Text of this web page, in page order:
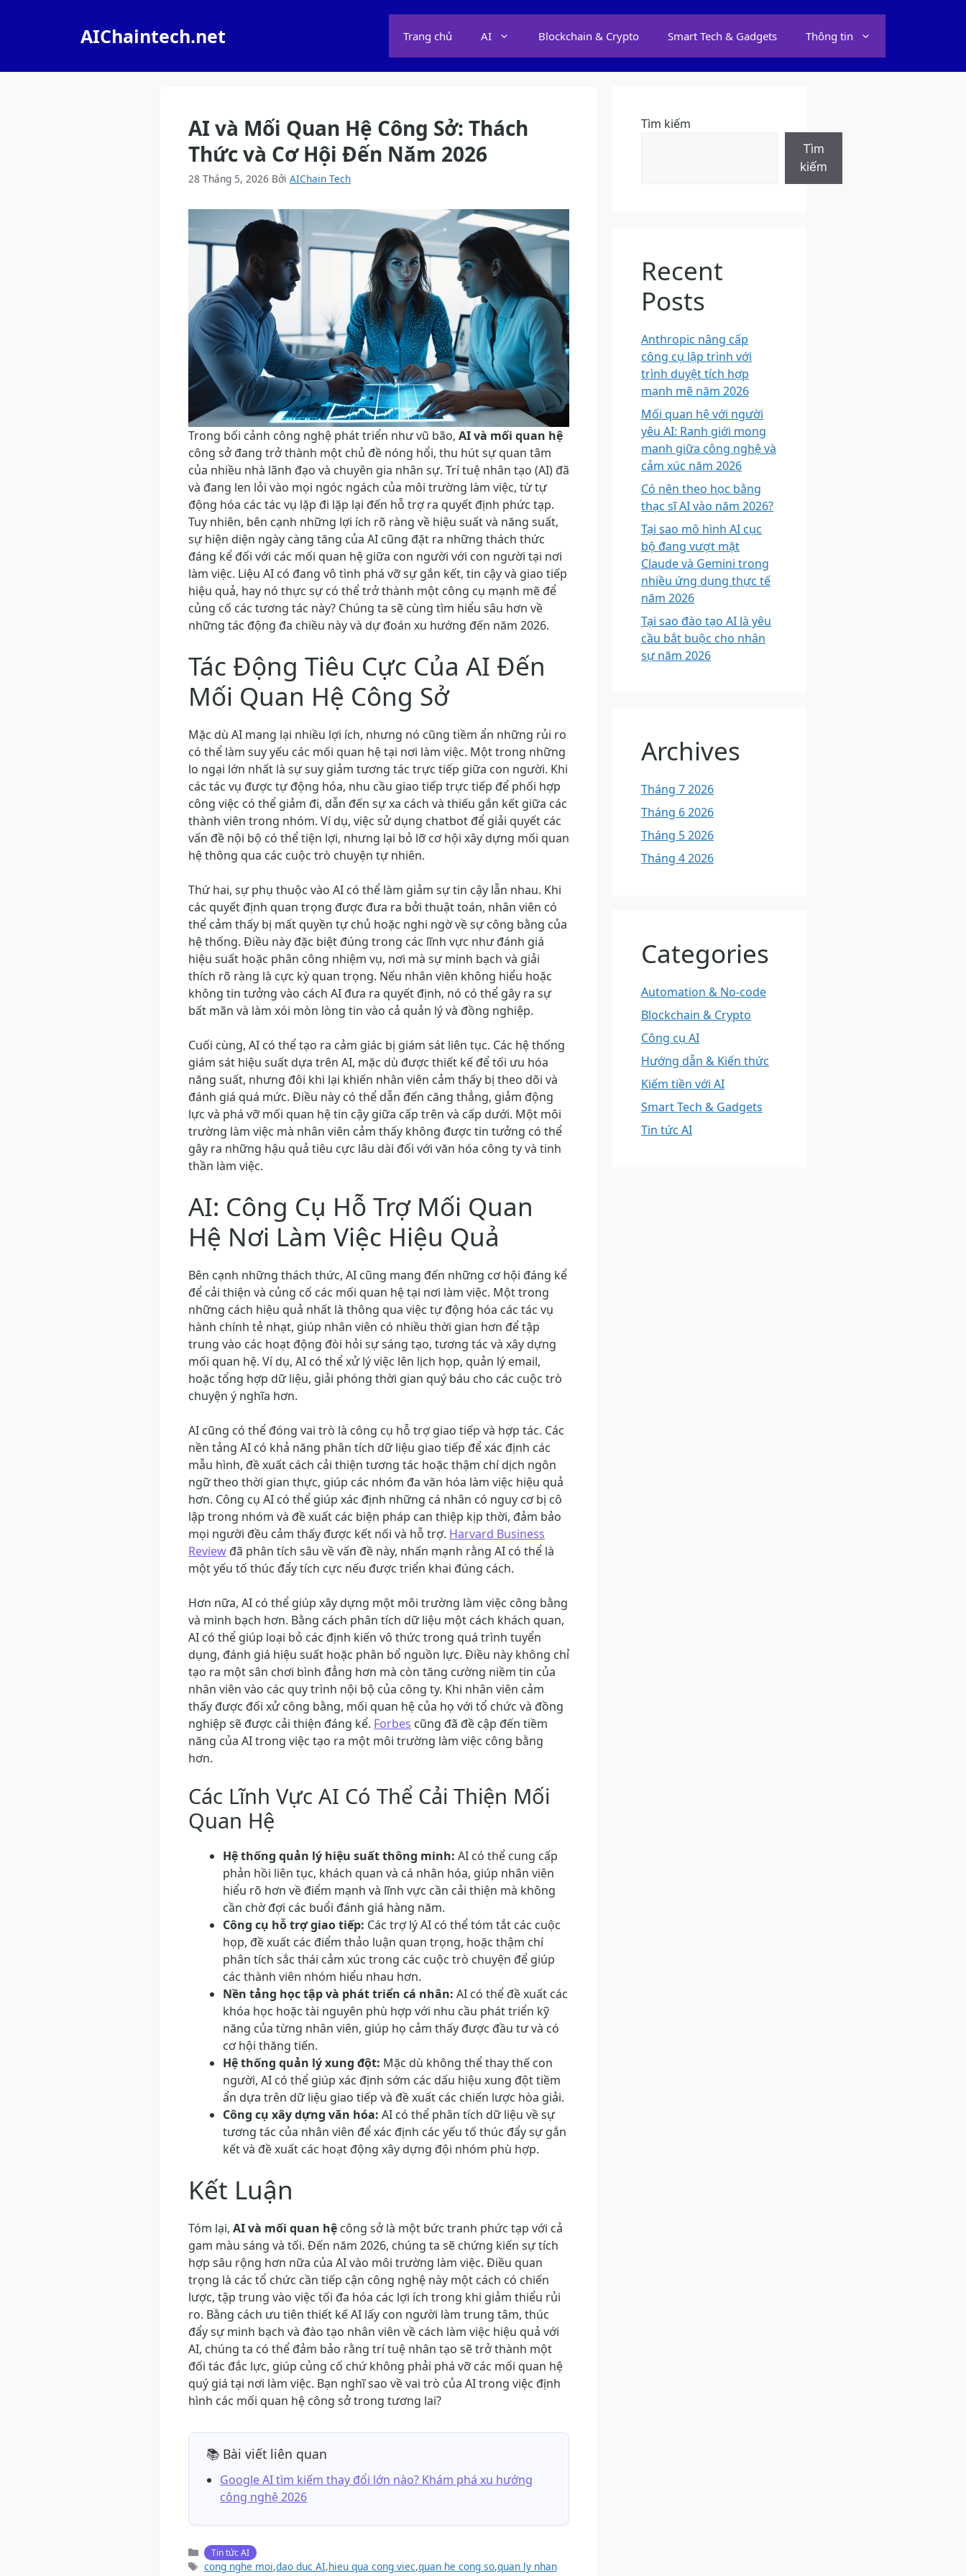
AIChaintech.net Trang chủ AI Blockchain & Crypto Smart Tech & Gadgets Thông tin
AI và Mối Quan Hệ Công Sở: Thách
Thức và Cơ Hội Đến Năm 2026
28 Tháng 5, 2026 Bởi AIChain Tech
Trong bối cảnh công nghệ phát triển như vũ bão, AI và mối quan hệ
công sở đang trở thành một chủ đề nóng hổi, thu hút sự quan tâm
của nhiều nhà lãnh đạo và chuyên gia nhân sự. Trí tuệ nhân tạo (AI) đã
và đang len lỏi vào mọi ngóc ngách của môi trường làm việc, từ tự
động hóa các tác vụ lặp đi lặp lại đến hỗ trợ ra quyết định phức tạp.
Tuy nhiên, bên cạnh những lợi ích rõ ràng về hiệu suất và năng suất,
sự hiện diện ngày càng tăng của AI cũng đặt ra những thách thức
đáng kể đối với các mối quan hệ giữa con người với con người tại nơi
làm việc. Liệu AI có đang vô tình phá vỡ sự gắn kết, tin cậy và giao tiếp
hiệu quả, hay nó thực sự có thể trở thành một công cụ mạnh mẽ để
củng cố các tương tác này? Chúng ta sẽ cùng tìm hiểu sâu hơn về
những tác động đa chiều này và dự đoán xu hướng đến năm 2026.
Tác Động Tiêu Cực Của AI Đến
Mối Quan Hệ Công Sở
Mặc dù AI mang lại nhiều lợi ích, nhưng nó cũng tiềm ẩn những rủi ro
có thể làm suy yếu các mối quan hệ tại nơi làm việc. Một trong những
lo ngại lớn nhất là sự suy giảm tương tác trực tiếp giữa con người. Khi
các tác vụ được tự động hóa, nhu cầu giao tiếp trực tiếp để phối hợp
công việc có thể giảm đi, dẫn đến sự xa cách và thiếu gắn kết giữa các
thành viên trong nhóm. Ví dụ, việc sử dụng chatbot để giải quyết các
vấn đề nội bộ có thể tiện lợi, nhưng lại bỏ lỡ cơ hội xây dựng mối quan
hệ thông qua các cuộc trò chuyện tự nhiên.
Thứ hai, sự phụ thuộc vào AI có thể làm giảm sự tin cậy lẫn nhau. Khi
các quyết định quan trọng được đưa ra bởi thuật toán, nhân viên có
thể cảm thấy bị mất quyền tự chủ hoặc nghi ngờ về sự công bằng của
hệ thống. Điều này đặc biệt đúng trong các lĩnh vực như đánh giá
hiệu suất hoặc phân công nhiệm vụ, nơi mà sự minh bạch và giải
thích rõ ràng là cực kỳ quan trọng. Nếu nhân viên không hiểu hoặc
không tin tưởng vào cách AI đưa ra quyết định, nó có thể gây ra sự
bất mãn và làm xói mòn lòng tin vào cả quản lý và đồng nghiệp.
Cuối cùng, AI có thể tạo ra cảm giác bị giám sát liên tục. Các hệ thống
giám sát hiệu suất dựa trên AI, mặc dù được thiết kế để tối ưu hóa
năng suất, nhưng đôi khi lại khiến nhân viên cảm thấy bị theo dõi và
đánh giá quá mức. Điều này có thể dẫn đến căng thẳng, giảm động
lực và phá vỡ mối quan hệ tin cậy giữa cấp trên và cấp dưới. Một môi
trường làm việc mà nhân viên cảm thấy không được tin tưởng có thể
gây ra những hậu quả tiêu cực lâu dài đối với văn hóa công ty và tinh
thần làm việc.
AI: Công Cụ Hỗ Trợ Mối Quan
Hệ Nơi Làm Việc Hiệu Quả
Bên cạnh những thách thức, AI cũng mang đến những cơ hội đáng kể
để cải thiện và củng cố các mối quan hệ tại nơi làm việc. Một trong
những cách hiệu quả nhất là thông qua việc tự động hóa các tác vụ
hành chính tẻ nhạt, giúp nhân viên có nhiều thời gian hơn để tập
trung vào các hoạt động đòi hỏi sự sáng tạo, tương tác và xây dựng
mối quan hệ. Ví dụ, AI có thể xử lý việc lên lịch họp, quản lý email,
hoặc tổng hợp dữ liệu, giải phóng thời gian quý báu cho các cuộc trò
chuyện ý nghĩa hơn.
AI cũng có thể đóng vai trò là công cụ hỗ trợ giao tiếp và hợp tác. Các
nền tảng AI có khả năng phân tích dữ liệu giao tiếp để xác định các
mẫu hình, đề xuất cách cải thiện tương tác hoặc thậm chí dịch ngôn
ngữ theo thời gian thực, giúp các nhóm đa văn hóa làm việc hiệu quả
hơn. Công cụ AI có thể giúp xác định những cá nhân có nguy cơ bị cô
lập trong nhóm và đề xuất các biện pháp can thiệp kịp thời, đảm bảo
mọi người đều cảm thấy được kết nối và hỗ trợ. Harvard Business
Review đã phân tích sâu về vấn đề này, nhấn mạnh rằng AI có thể là
một yếu tố thúc đẩy tích cực nếu được triển khai đúng cách.
Hơn nữa, AI có thể giúp xây dựng một môi trường làm việc công bằng
và minh bạch hơn. Bằng cách phân tích dữ liệu một cách khách quan,
AI có thể giúp loại bỏ các định kiến vô thức trong quá trình tuyển
dụng, đánh giá hiệu suất hoặc phân bổ nguồn lực. Điều này không chỉ
tạo ra một sân chơi bình đẳng hơn mà còn tăng cường niềm tin của
nhân viên vào các quy trình nội bộ của công ty. Khi nhân viên cảm
thấy được đối xử công bằng, mối quan hệ của họ với tổ chức và đồng
nghiệp sẽ được cải thiện đáng kể. Forbes cũng đã đề cập đến tiềm
năng của AI trong việc tạo ra một môi trường làm việc công bằng
hơn.
Các Lĩnh Vực AI Có Thể Cải Thiện Mối
Quan Hệ
Hệ thống quản lý hiệu suất thông minh: AI có thể cung cấp
phản hồi liên tục, khách quan và cá nhân hóa, giúp nhân viên
hiểu rõ hơn về điểm mạnh và lĩnh vực cần cải thiện mà không
cần chờ đợi các buổi đánh giá hàng năm.
Công cụ hỗ trợ giao tiếp: Các trợ lý AI có thể tóm tắt các cuộc
họp, đề xuất các điểm thảo luận quan trọng, hoặc thậm chí
phân tích sắc thái cảm xúc trong các cuộc trò chuyện để giúp
các thành viên nhóm hiểu nhau hơn.
Nền tảng học tập và phát triển cá nhân: AI có thể đề xuất các
khóa học hoặc tài nguyên phù hợp với nhu cầu phát triển kỹ
năng của từng nhân viên, giúp họ cảm thấy được đầu tư và có
cơ hội thăng tiến.
Hệ thống quản lý xung đột: Mặc dù không thể thay thế con
người, AI có thể giúp xác định sớm các dấu hiệu xung đột tiềm
ẩn dựa trên dữ liệu giao tiếp và đề xuất các chiến lược hòa giải.
Công cụ xây dựng văn hóa: AI có thể phân tích dữ liệu về sự
tương tác của nhân viên để xác định các yếu tố thúc đẩy sự gắn
kết và đề xuất các hoạt động xây dựng đội nhóm phù hợp.
Kết Luận
Tóm lại, AI và mối quan hệ công sở là một bức tranh phức tạp với cả
gam màu sáng và tối. Đến năm 2026, chúng ta sẽ chứng kiến sự tích
hợp sâu rộng hơn nữa của AI vào môi trường làm việc. Điều quan
trọng là các tổ chức cần tiếp cận công nghệ này một cách có chiến
lược, tập trung vào việc tối đa hóa các lợi ích trong khi giảm thiểu rủi
ro. Bằng cách ưu tiên thiết kế AI lấy con người làm trung tâm, thúc
đẩy sự minh bạch và đào tạo nhân viên về cách làm việc hiệu quả với
AI, chúng ta có thể đảm bảo rằng trí tuệ nhân tạo sẽ trở thành một
đối tác đắc lực, giúp củng cố chứ không phải phá vỡ các mối quan hệ
quý giá tại nơi làm việc. Bạn nghĩ sao về vai trò của AI trong việc định
hình các mối quan hệ công sở trong tương lai?
📚 Bài viết liên quan
Google AI tìm kiếm thay đổi lớn nào? Khám phá xu hướng
công nghệ 2026
Danh
mục
Tin tức AI
Thẻ
cong nghe moi,dao duc AI,hieu qua cong viec,quan he cong so,quan ly nhan
Tìm kiếm
Tìm
kiếm
Recent
Posts
Anthropic nâng cấp
công cụ lập trình với
trình duyệt tích hợp
mạnh mẽ năm 2026
Mối quan hệ với người
yêu AI: Ranh giới mong
manh giữa công nghệ và
cảm xúc năm 2026
Có nên theo học bằng
thạc sĩ AI vào năm 2026?
Tại sao mô hình AI cục
bộ đang vượt mặt
Claude và Gemini trong
nhiều ứng dụng thực tế
năm 2026
Tại sao đào tạo AI là yêu
cầu bắt buộc cho nhân
sự năm 2026
Archives
Tháng 7 2026
Tháng 6 2026
Tháng 5 2026
Tháng 4 2026
Categories
Automation & No-code
Blockchain & Crypto
Công cụ AI
Hướng dẫn & Kiến thức
Kiếm tiền với AI
Smart Tech & Gadgets
Tin tức AI